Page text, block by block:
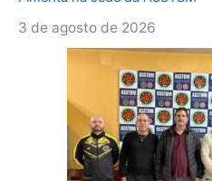
3 de agosto de 2026